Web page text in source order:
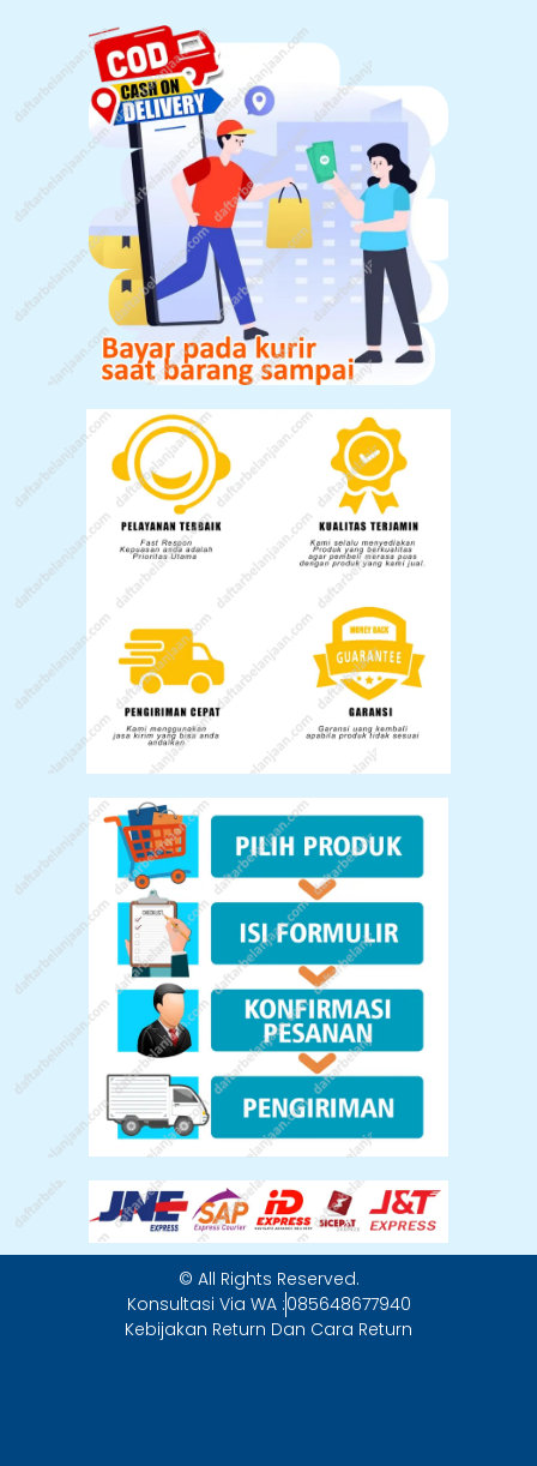
© All Rights Reserved.
Konsultasi Via WA :085648677940
Kebijakan Return Dan Cara Return